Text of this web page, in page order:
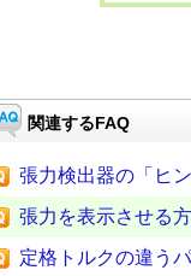
関連するFAQ
張力検出器の「ヒ
張力を表示させる
定格トルクの違う